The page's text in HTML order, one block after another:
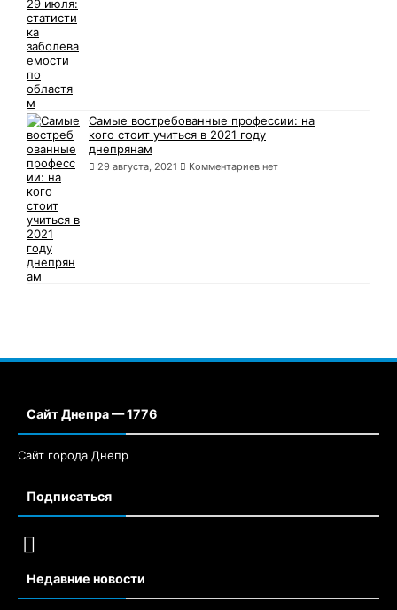
Самые востребованные профессии: на
кого стоит учиться в 2021 году
днепрянам
29 августа, 2021 Комментариев нет
Сайт Днепра — 1776
Сайт города Днепр
Подписаться
Недавние новости